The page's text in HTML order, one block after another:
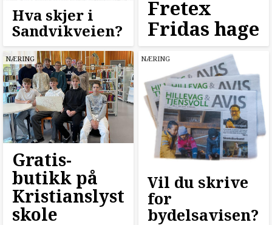
Hva skjer i
Sandvikveien?
Fretex
Fridas hage
NÆRING
Gratis­
butikk på
Kristianslyst
skole
NÆRING
Vil du skrive
for
bydelsavisen?